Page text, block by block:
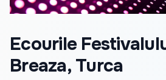
Ecourile
Breaza, Turca